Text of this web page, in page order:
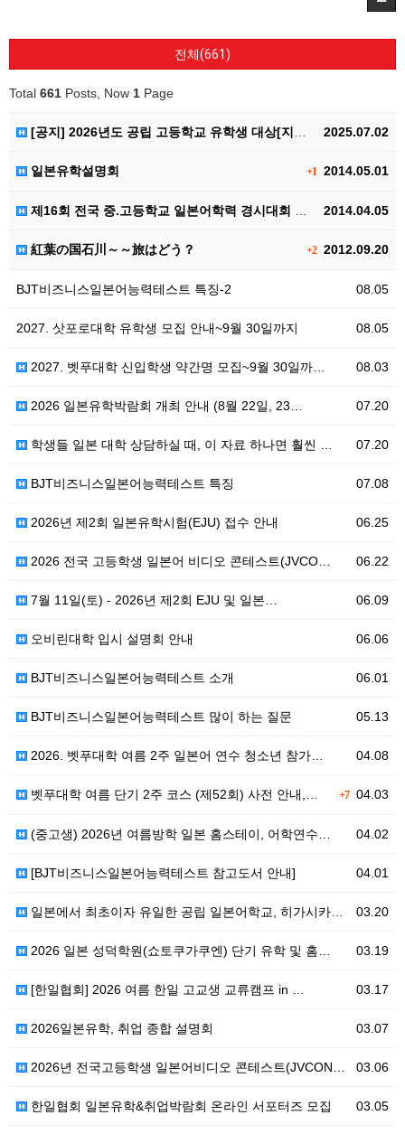
전체(661)
Total 661 Posts, Now 1 Page
2025.07.02
[공지] 2026년도 공립 고등학교 유학생 대상[지역미…
+1 2014.05.01
일본유학설명회
2014.04.05
제16회 전국 중.고등학교 일본어학력 경시대회 안내
+22012.09.20
紅葉の国石川～～旅はどう？
08.05
BJT비즈니스일본어능력테스트 특징-2
08.05
2027. 삿포로대학 유학생 모집 안내~9월 30일까지
08.03
2027. 벳푸대학 신입학생 약간명 모집~9월 30일까…
07.20
2026 일본유학박람회 개최 안내 (8월 22일, 23…
07.20
학생들 일본 대학 상담하실 때, 이 자료 하나면 훨씬 …
07.08
BJT비즈니스일본어능력테스트 특징
06.25
2026년 제2회 일본유학시험(EJU) 접수 안내
06.22
2026 전국 고등학생 일본어 비디오 콘테스트(JVCO…
06.09
7월 11일(토) - 2026년 제2회 EJU 및 일본…
06.06
오비린대학 입시 설명회 안내
06.01
BJT비즈니스일본어능력테스트 소개
05.13
BJT비즈니스일본어능력테스트 많이 하는 질문
04.08
2026. 벳푸대학 여름 2주 일본어 연수 청소년 참가…
+704.03
벳푸대학 여름 단기 2주 코스 (제52회) 사전 안내,…
04.02
(중고생) 2026년 여름방학 일본 홈스테이, 어학연수…
04.01
[BJT비즈니스일본어능력테스트 참고도서 안내]
03.20
일본에서 최초이자 유일한 공립 일본어학교, 히가시카와 …
03.19
2026 일본 성덕학원(쇼토쿠가쿠엔) 단기 유학 및 홈…
03.17
[한일협회] 2026 여름 한일 고교생 교류캠프 in …
03.07
2026일본유학, 취업 종합 설명회
03.06
2026년 전국고등학생 일본어비디오 콘테스트(JVCON…
03.05
한일협회 일본유학&취업박람회 온라인 서포터즈 모집